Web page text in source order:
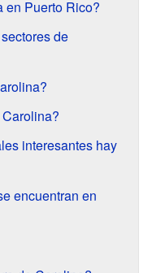
en Puerto Rico?
de
interesantes hay
encuentran en